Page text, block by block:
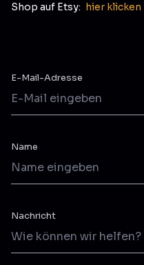
Shop auf Etsy: hier klicken
E-Mail-Adresse
Name
Nachricht